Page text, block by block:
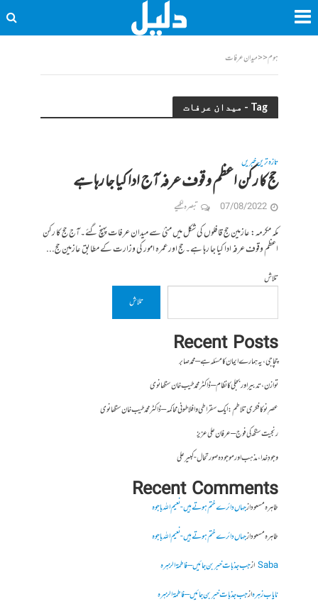
ہوم<<میدان عرفات
Tag - میدان عرفات
تازہ ترین خبریں
حج کا رکن اعظم وقوف عرفہ آج ادا کیا جا رہا ہے
07/08/2022 تبصرہ لکھیے
مکہ مکرمہ: عازمین حج قافلوں کی شکل میں منیٰ سے میدان عرفات پہنچ گئے۔آج حج کا رکن
اعظم وقوف عرفہ ادا کیا جا رہا ہے۔ حج اورعمرہ امور کی وزارت کے مطابق عازمین حج...
تلاش
تلاش
Recent Posts
چچا جی، یہ ہمارے ایمان کا مسئلہ ہے – محمد صابر
توازن، تدبیر اور بجلی کا نظام – ڈاکٹر محمد طیب خان سنگھانوی
عصرِ نو کا فکری تلاطم: ایک سقراطی و افلاطونی محاکمہ – ڈاکٹر محمد طیب خان سنگھانوی
رنجیت سنگھ کی فوج – عرفان علی عزیز
وجودِ خدا، مذہب اور موجودہ صورتحال- کبیر علی
Recent Comments
طاہرہ مسعودازجہاں دائرے ختم ہوتے ہیں- نعیم اللہ باجوہ
طاہرہ مسعودازجہاں دائرے ختم ہوتے ہیں- نعیم اللہ باجوہ
Sabaازجب جذبات خبر بن جائیں – فاطمۃالزہرہ
نایاب زہرہازجب جذبات خبر بن جائیں – فاطمۃالزہرہ